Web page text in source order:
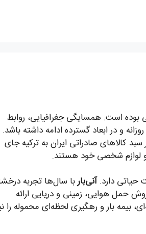
بوده است. همسایگی جغرافیایی، روابط
و در ابعاد گسترده ادامه داشته باشد.
کالاهای صادراتی ایران به ترکیه جای
و لوازم شخصی خود هستند.
حیاتی دارد.آنی‌باربا سال‌ها تجربه
حمل هوایی، زمینی و دریایی ارائه
بیمه بار و رهگیری لحظه‌ای محموله را